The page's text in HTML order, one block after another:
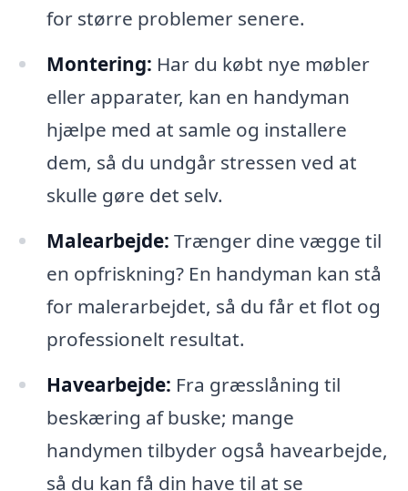
for større problemer senere.
Montering: Har du købt nye møbler
eller apparater, kan en handyman
hjælpe med at samle og installere
dem, så du undgår stressen ved at
skulle gøre det selv.
Malearbejde: Trænger dine vægge til
en opfriskning? En handyman kan stå
for malerarbejdet, så du får et flot og
professionelt resultat.
Havearbejde: Fra græsslåning til
beskæring af buske; mange
handymen tilbyder også havearbejde,
så du kan få din have til at se